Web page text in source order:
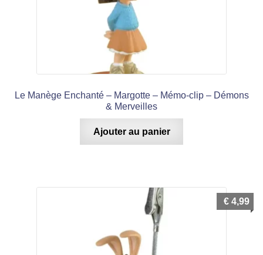
Le Manège Enchanté – Margotte – Mémo-clip – Démons
& Merveilles
Ajouter au panier
€ 4,99